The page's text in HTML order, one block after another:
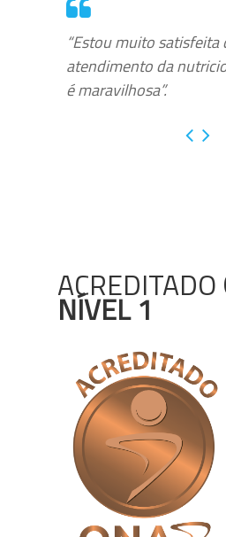
“Estou muito satisfeita
atendimento da
é maravilhosa”.
ACREDITADO
NÍVEL 1